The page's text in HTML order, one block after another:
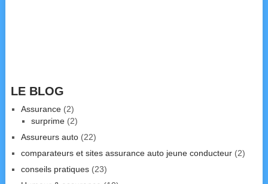
LE BLOG
Assurance(2)
surprime(2)
Assureurs auto(22)
comparateurs et sites assurance auto jeune conducteur(2)
conseils pratiques(23)